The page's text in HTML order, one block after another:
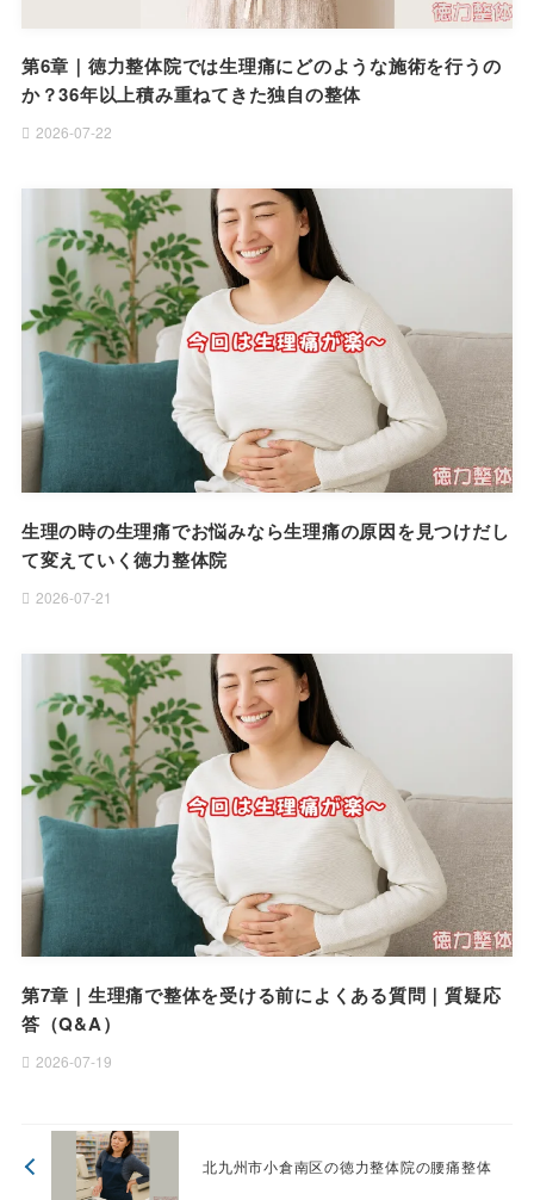
第6章｜徳力整体院では生理痛にどのような施術を行うの
か？36年以上積み重ねてきた独自の整体
2026-07-22
生理の時の生理痛でお悩みなら生理痛の原因を見つけだし
て変えていく徳力整体院
2026-07-21
第7章｜生理痛で整体を受ける前によくある質問｜質疑応
答（Q&A）
2026-07-19
北九州市小倉南区の徳力整体院の腰痛整体